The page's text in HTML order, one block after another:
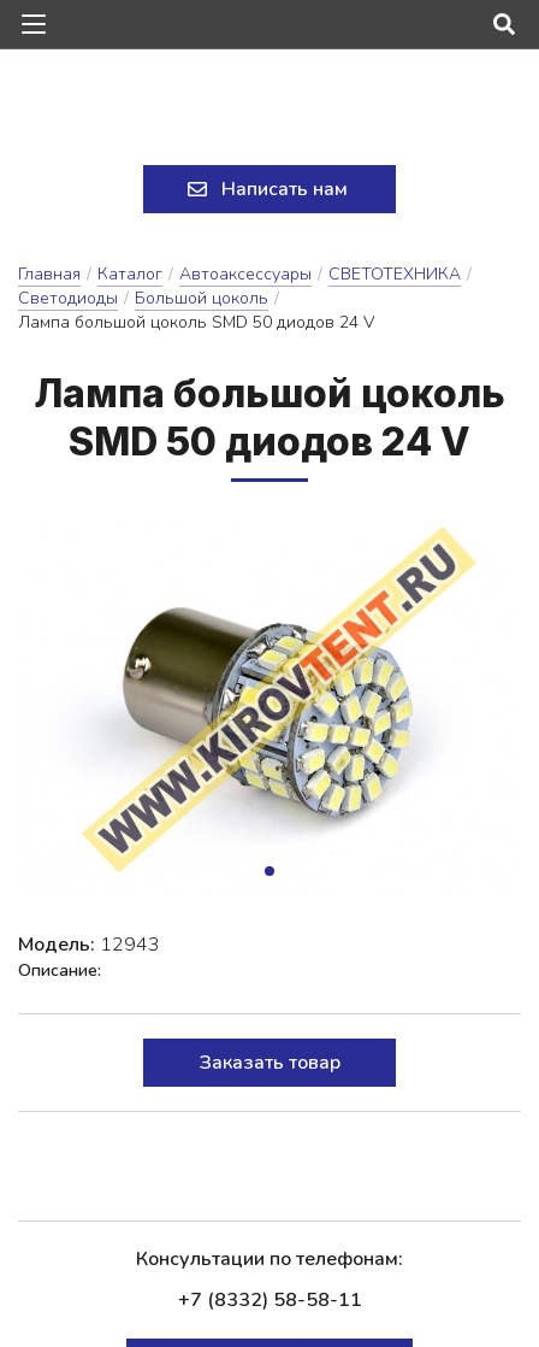
Написать нам
Главная / Каталог / Автоаксессуары / СВЕТОТЕХНИКА /
Светодиоды / Большой цоколь /
Лампа большой цоколь SMD 50 диодов 24 V
Лам­па боль­шой цо­коль
SMD 50 ди­о­дов 24 V
Модель: 12943
Описание:
Заказать товар
Консультации по телефонам:
+7 (8332) 58-58-11